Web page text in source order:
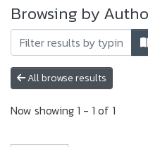
All of DSpace
Browsing by
All browse results
Now showing 1 - 1 of 1